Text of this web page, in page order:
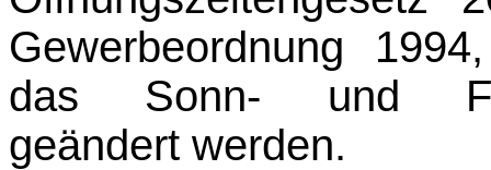
Gewerbeordnung
das Sonn- und
geändert werden.